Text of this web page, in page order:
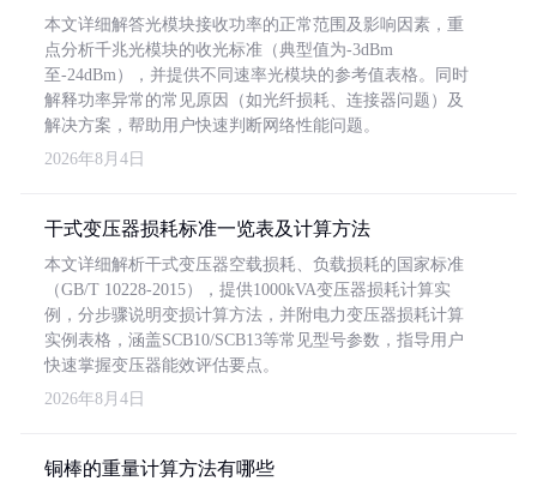
本文详细解答光模块接收功率的正常范围及影响因素，重
点分析千兆光模块的收光标准（典型值为-3dBm
至-24dBm），并提供不同速率光模块的参考值表格。同时
解释功率异常的常见原因（如光纤损耗、连接器问题）及
解决方案，帮助用户快速判断网络性能问题。
2026年8月4日
干式变压器损耗标准一览表及计算方法
本文详细解析干式变压器空载损耗、负载损耗的国家标准
（GB/T 10228-2015），提供1000kVA变压器损耗计算实
例，分步骤说明变损计算方法，并附电力变压器损耗计算
实例表格，涵盖SCB10/SCB13等常见型号参数，指导用户
快速掌握变压器能效评估要点。
2026年8月4日
铜棒的重量计算方法有哪些